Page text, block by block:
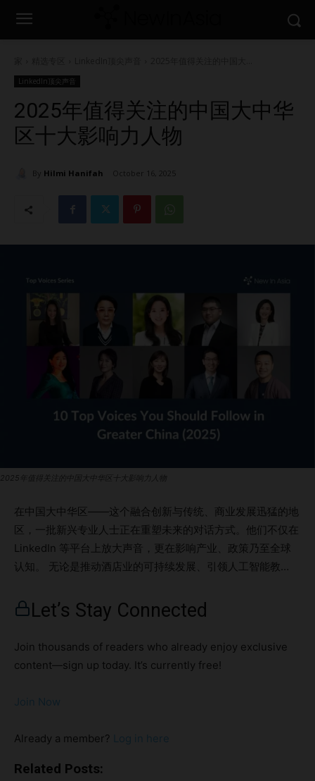
LinkedIn顶尖声音
2025年值得关注的中国大中华
区十大影响力人物
By Hilmi Hanifah October 16, 2025
2025年值得关注的中国大中华区十大影响力人物
在中国大中华区——这个融合创新与传统、商业发展迅猛的地
区，一批新兴专业人士正在重塑未来的对话方式。他们不仅在
LinkedIn 等平台上放大声音，更在影响产业、政策乃至全球
认知。 无论是推动酒店业的可持续发展、引领人工智能教
音。 本文将带你了解十位杰出的领导者，他们正重塑中国大
中华区与世界的连接方式。从深圳到上海，从科技实验室到企
业高管办公室，他们正在重新定义“领导力”的新面貌——无论
在线上线下。 亮点Moonie ZhuThomas (雲) HoonPoman
WangLemuel LeeMinh Tran中国大中华区的未来，就在这些
https://open.spotify.com/episode/0WELyyjV4tzgPIg8MEH
东西方视角，是跨境创新与数字化转型领域的佼佼者。作为
Let’s Stay Connected
Join thousands of readers who already enjoy exclusive
content—sign up today. It’s currently free!
Join Now
Already a member? Log in here
Related Posts: